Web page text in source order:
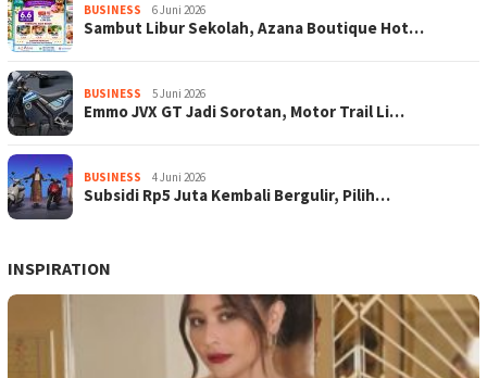
BUSINESS 6 Juni 2026
Sambut Libur Sekolah, Azana Boutique Hot…
BUSINESS 5 Juni 2026
Emmo JVX GT Jadi Sorotan, Motor Trail Li…
BUSINESS 4 Juni 2026
Subsidi Rp5 Juta Kembali Bergulir, Pilih…
INSPIRATION